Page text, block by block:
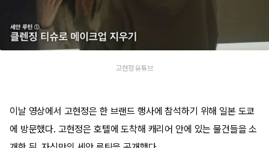
고현정 유튜브
이날 영상에서 고현정은 한 브랜드 행사에 참석하기 위해 일본 도쿄
에 방문했다. 고현정은 호텔에 도착해 캐리어 안에 있는 물건들을 소